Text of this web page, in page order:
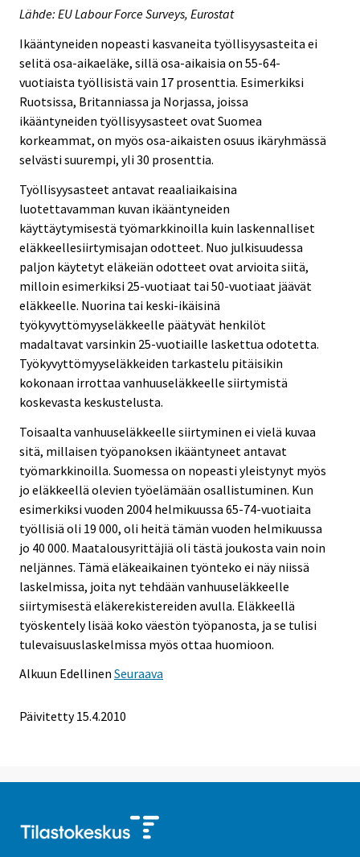
Lähde: EU Labour Force Surveys, Eurostat
Ikääntyneiden nopeasti kasvaneita työllisyysasteita ei
selitä osa-aikaeläke, sillä osa-aikaisia on 55-64-
vuotiaista työllisistä vain 17 prosenttia. Esimerkiksi
Ruotsissa, Britanniassa ja Norjassa, joissa
ikääntyneiden työllisyysasteet ovat Suomea
korkeammat, on myös osa-aikaisten osuus ikäryhmässä
selvästi suurempi, yli 30 prosenttia.
Työllisyysasteet antavat reaaliaikaisina
luotettavamman kuvan ikääntyneiden
käyttäytymisestä työmarkkinoilla kuin laskennalliset
eläkkeellesiirtymisajan odotteet. Nuo julkisuudessa
paljon käytetyt eläkeiän odotteet ovat arvioita siitä,
milloin esimerkiksi 25-vuotiaat tai 50-vuotiaat jäävät
eläkkeelle. Nuorina tai keski-ikäisinä
työkyvyttömyyseläkkeelle päätyvät henkilöt
madaltavat varsinkin 25-vuotiaille laskettua odotetta.
Työkyvyttömyyseläkkeiden tarkastelu pitäisikin
kokonaan irrottaa vanhuuseläkkeelle siirtymistä
koskevasta keskustelusta.
Toisaalta vanhuuseläkkeelle siirtyminen ei vielä kuvaa
sitä, millaisen työpanoksen ikääntyneet antavat
työmarkkinoilla. Suomessa on nopeasti yleistynyt myös
jo eläkkeellä olevien työelämään osallistuminen. Kun
esimerkiksi vuoden 2004 helmikuussa 65-74-vuotiaita
työllisiä oli 19 000, oli heitä tämän vuoden helmikuussa
jo 40 000. Maatalousyrittäjiä oli tästä joukosta vain noin
neljännes. Tämä eläkeaikainen työnteko ei näy niissä
laskelmissa, joita nyt tehdään vanhuuseläkkeelle
siirtymisestä eläkerekistereiden avulla. Eläkkeellä
työskentely lisää koko väestön työpanosta, ja se tulisi
tulevaisuuslaskelmissa myös ottaa huomioon.
Alkuun Edellinen Seuraava
Päivitetty15.4.2010